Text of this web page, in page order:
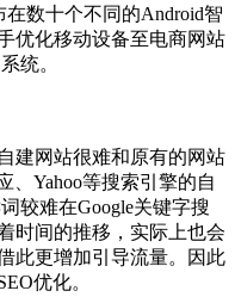
在数十个不同的Android智
优化移动设备至电商网站
统。
建网站很难和原有的网站
、Yahoo等搜索引擎的自
较难在Google关键字搜
时间的推移，实际上也会
此更增加引导流量。因此
优化。